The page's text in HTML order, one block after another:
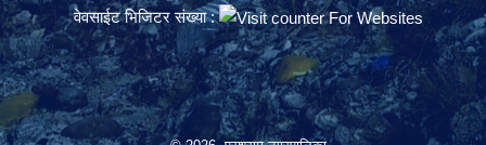
वेवसाईट भिजिटर संख्या :